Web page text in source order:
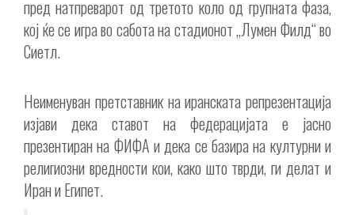
пред натпреварот од третото коло од групната фаза,
кој ќе се игра во сабота на стадионот „Лумен Филд“ во
Сиетл.
Неименуван претставник на иранската репрезентација
изјави дека ставот на федерацијата е јасно
презентиран на ФИФА и дека се базира на културни и
религиозни вредности кои, како што тврди, ги делат и
Иран и Египет.